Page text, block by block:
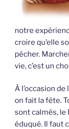
notre
croire qu’elle
pécher.
vie, c’est un
À l’occasion
on fait la fête.
sont calmés, le
éduqué. Il faut